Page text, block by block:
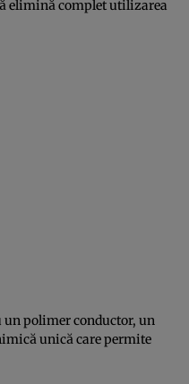
elimină complet utilizarea
un polimer conductor, un
unică care permite